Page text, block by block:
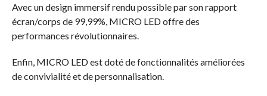
Avec un design immersif rendu possible par son rapport
écran/corps de 99,99%, MICRO LED offre des
performances révolutionnaires.
Enfin, MICRO LED est doté de fonctionnalités améliorées
de convivialité et de personnalisation.